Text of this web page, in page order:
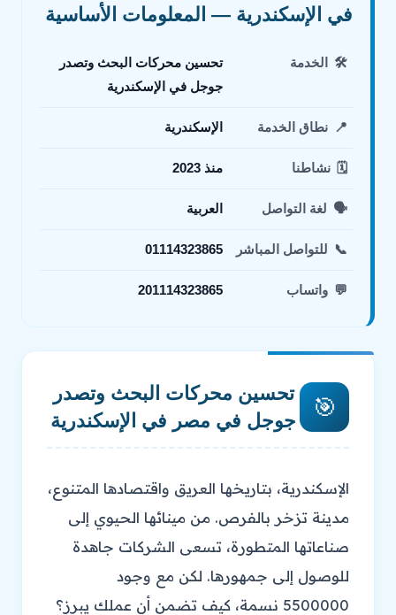
في الإسكندرية — المعلومات الأساسية
🛠️ الخدمة
تحسين محركات البحث وتصدر
جوجل في الإسكندرية
📍 نطاق الخدمة الإسكندرية
🗓️ نشاطنا منذ 2023
🗣️ لغة التواصل العربية
📞 للتواصل المباشر 01114323865
💬 واتساب 201114323865
🎯
تحسين محركات البحث وتصدر
جوجل في مصر في الإسكندرية
الإسكندرية، بتاريخها العريق واقتصادها المتنوع،
مدينة تزخر بالفرص. من مينائها الحيوي إلى
صناعاتها المتطورة، تسعى الشركات جاهدة
للوصول إلى جمهورها. لكن مع وجود
5500000 نسمة، كيف تضمن أن عملك يبرز؟